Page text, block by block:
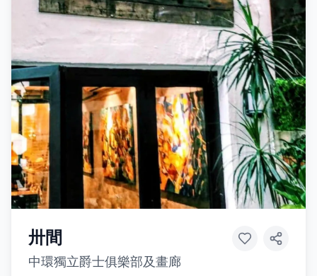
卅間
中環獨立爵士俱樂部及畫廊